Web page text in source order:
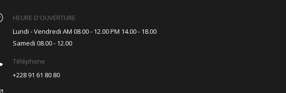
HEURE D'OUVERTURE
Lundi - Vendredi AM 08.00 - 12.00 PM 14.00 - 18.00
Samedi 08.00 - 12.00
Téléphone
+228 91 61 80 80